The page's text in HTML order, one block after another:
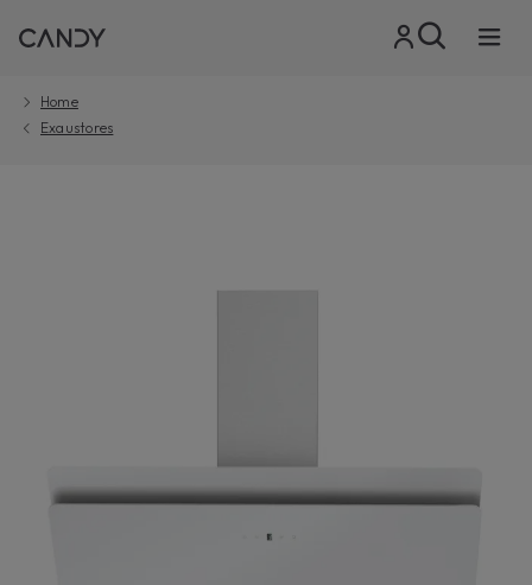
Home
Exaustores